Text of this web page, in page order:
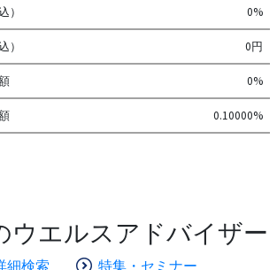
） 0%
） 0円
0%
0.10000%
ウエルスアドバイザー
細検索
特集・セミナー